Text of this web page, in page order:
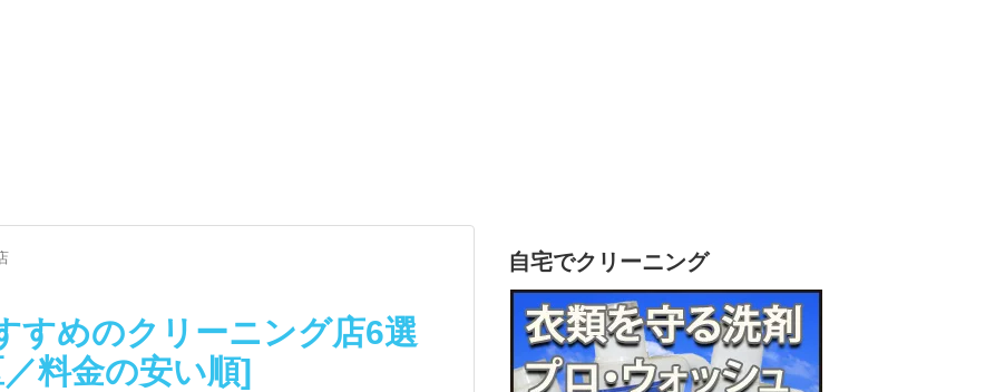
すめのクリーニング店6選
料金の安い順]
自宅でクリーニング